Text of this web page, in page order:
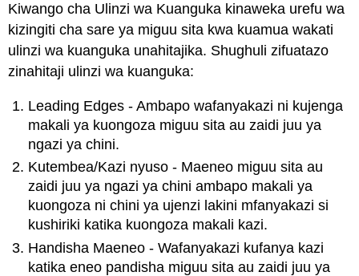
Kiwango cha Ulinzi wa Kuanguka kinaweka urefu wa
kizingiti cha sare ya miguu sita kwa kuamua wakati
ulinzi wa kuanguka unahitajika. Shughuli zifuatazo
zinahitaji ulinzi wa kuanguka:
Leading Edges - Ambapo wafanyakazi ni kujenga
makali ya kuongoza miguu sita au zaidi juu ya
ngazi ya chini.
Kutembea/Kazi nyuso - Maeneo miguu sita au
zaidi juu ya ngazi ya chini ambapo makali ya
kuongoza ni chini ya ujenzi lakini mfanyakazi si
kushiriki katika kuongoza makali kazi.
Handisha Maeneo - Wafanyakazi kufanya kazi
katika eneo pandisha miguu sita au zaidi juu ya